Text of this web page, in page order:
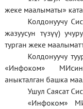
жеке маалыматы»
Колдонуучу
жазуусун түзүү)
турган жеке
Колдонуучу
«Инфоком»
аныкталган башка
Ушул Саясат
«Инфоком»